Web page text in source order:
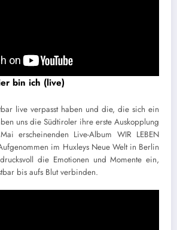
bin ich (live)
live verpasst haben und die, die sich ein
uns die Südtiroler ihre erste Auskopplung
erscheinenden Live-Album WIR LEBEN
im Huxleys Neue Welt in Berlin
die Emotionen und Momente ein,
bis aufs Blut verbinden.